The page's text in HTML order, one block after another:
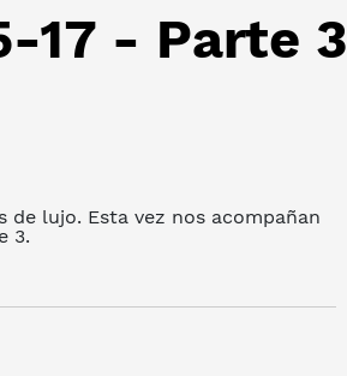
17 - Parte 3
lujo. Esta vez nos acompañan
3.